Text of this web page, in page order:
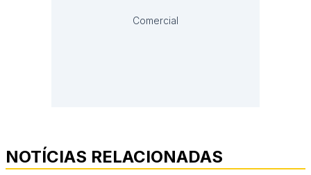
Comercial
NOTÍCIAS RELACIONADAS